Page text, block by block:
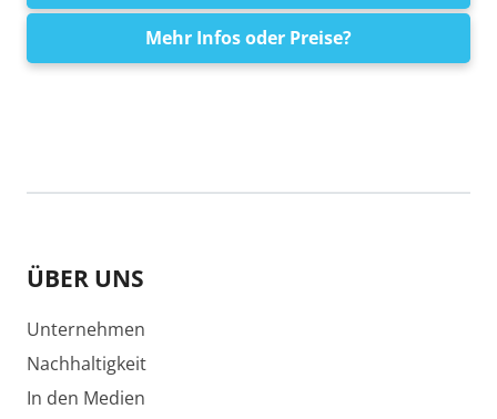
Mehr Infos oder Preise?
ÜBER UNS
Unternehmen
Nachhaltigkeit
In den Medien